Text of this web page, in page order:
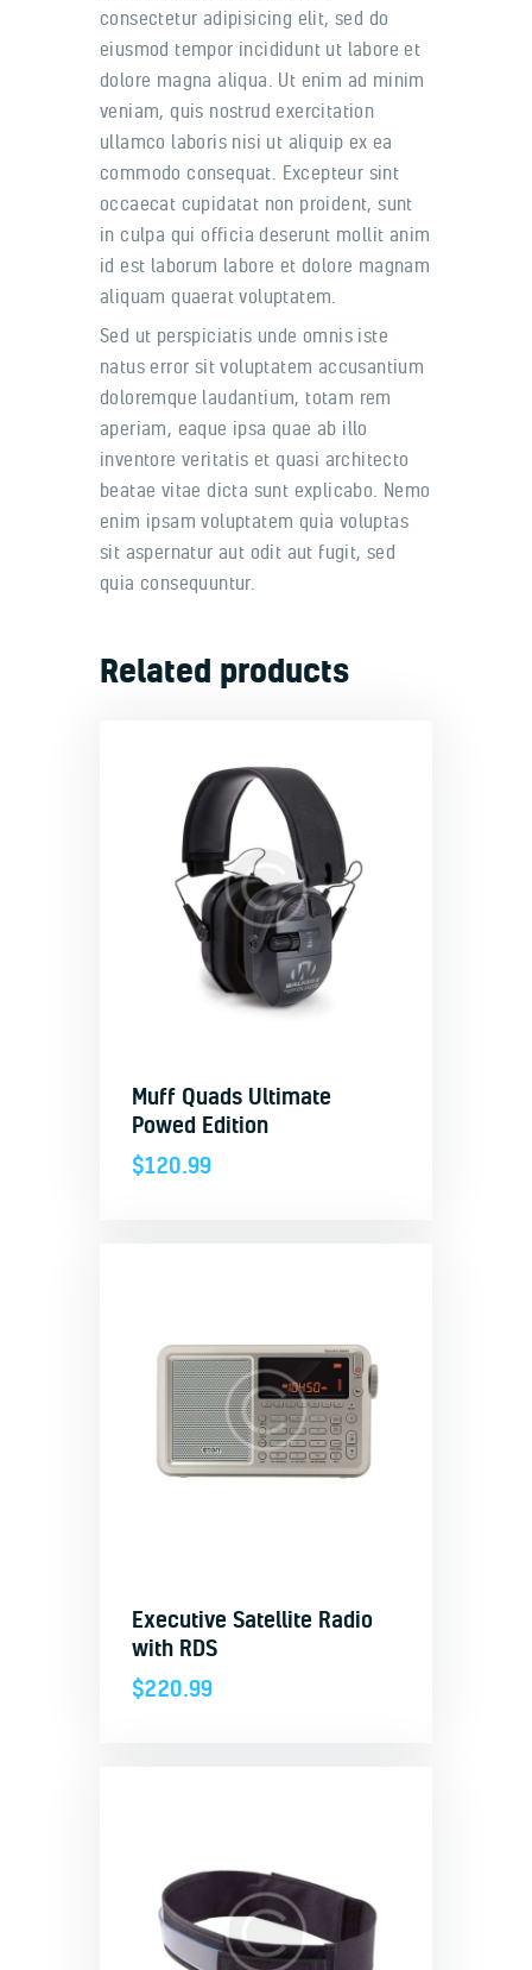
consectetur adipisicing elit, sed do
eiusmod tempor incididunt ut labore et
dolore magna aliqua. Ut enim ad minim
veniam, quis nostrud exercitation
ullamco laboris nisi ut aliquip ex ea
commodo consequat. Excepteur sint
occaecat cupidatat non proident, sunt
in culpa qui officia deserunt mollit anim
id est laborum labore et dolore magnam
aliquam quaerat voluptatem.
Sed ut perspiciatis unde omnis iste
natus error sit voluptatem accusantium
doloremque laudantium, totam rem
aperiam, eaque ipsa quae ab illo
inventore veritatis et quasi architecto
beatae vitae dicta sunt explicabo. Nemo
enim ipsam voluptatem quia voluptas
sit aspernatur aut odit aut fugit, sed
quia consequuntur.
Related products
Muff Quads Ultimate
Powed Edition
$120.99
Executive Satellite Radio
with RDS
$220.99